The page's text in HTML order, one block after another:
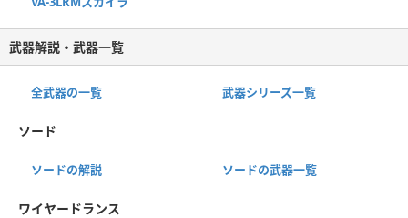
武器解説・武器一覧
全武器の一覧 武器シリーズ一覧
ソード
ソードの解説 ソードの武器一覧
ワイヤードランス